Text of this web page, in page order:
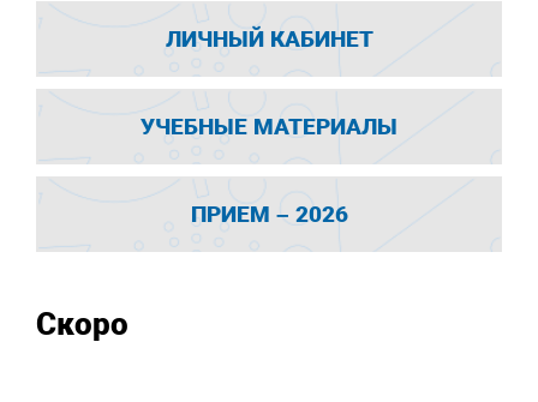
ЛИЧНЫЙ КАБИНЕТ
УЧЕБНЫЕ МАТЕРИАЛЫ
ПРИЕМ – 2026
Скоро